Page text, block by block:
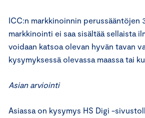
ICC:n markkinoinnin perussääntöjen
markkinointi ei saa sisältää sellaista
voidaan katsoa olevan hyvän tavan
kysymyksessä olevassa maassa tai
Asian arviointi
Asiassa on kysymys HS Digi -